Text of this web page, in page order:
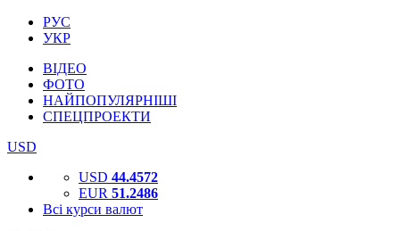
РУС
УКР
ВІДЕО
ФОТО
НАЙПОПУЛЯРНІШІ
СПЕЦПРОЕКТИ
USD
USD 44.4572
EUR 51.2486
Всі курси валют